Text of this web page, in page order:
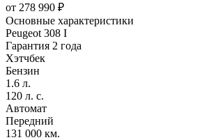
от 278 990 ₽
Основные характеристики
Peugeot 308 I
Гарантия 2 года
Хэтчбек
Бензин
1.6 л.
120 л. с.
Автомат
Передний
131 000 км.